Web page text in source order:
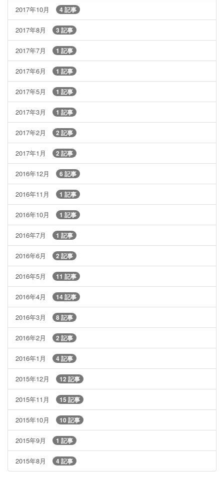
2017年10月 4 記事
2017年8月 3 記事
2017年7月 1 記事
2017年6月 1 記事
2017年5月 1 記事
2017年3月 1 記事
2017年2月 2 記事
2017年1月 2 記事
2016年12月 6 記事
2016年11月 1 記事
2016年10月 1 記事
2016年7月 1 記事
2016年6月 2 記事
2016年5月 11 記事
2016年4月 14 記事
2016年3月 8 記事
2016年2月 2 記事
2016年1月 4 記事
2015年12月 12 記事
2015年11月 15 記事
2015年10月 10 記事
2015年9月 1 記事
2015年8月 4 記事